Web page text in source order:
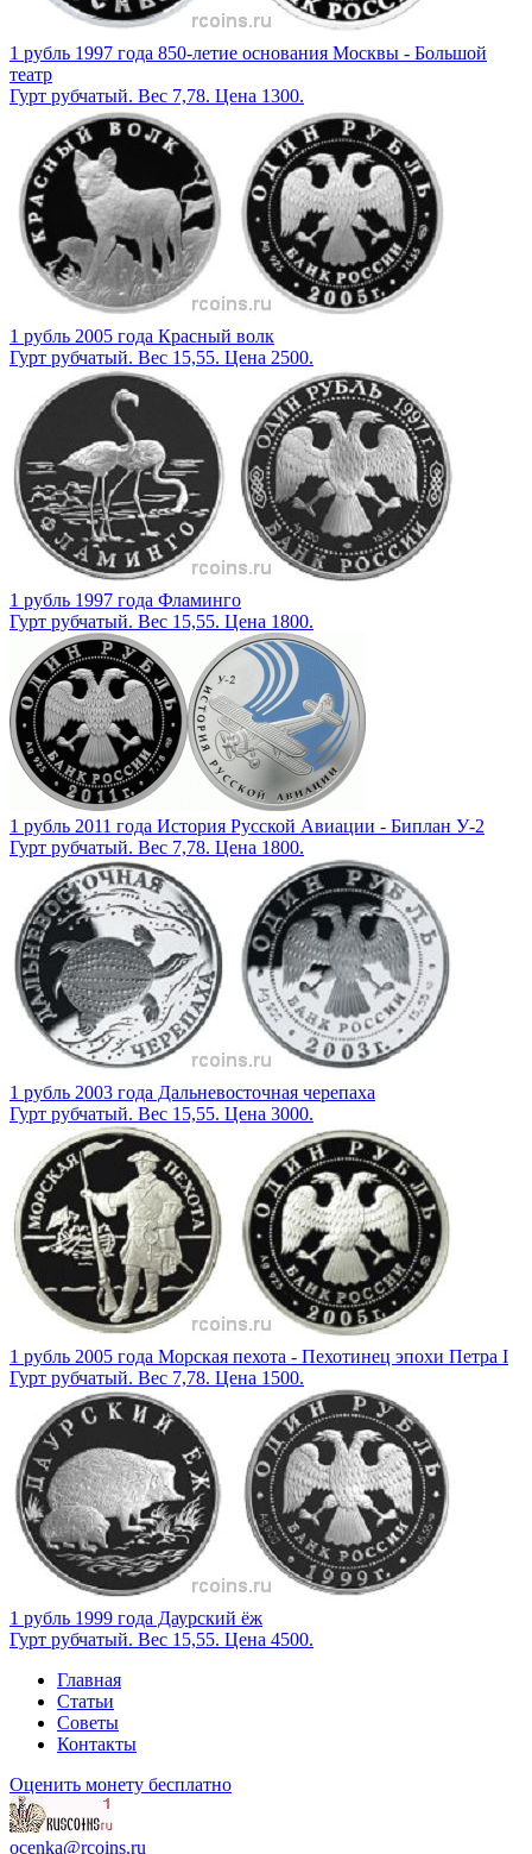
1 рубль 1997 года 850-летие основания Москвы - Большой
театр
Гурт рубчатый. Вес 7,78. Цена 1300.
1 рубль 2005 года Красный волк
Гурт рубчатый. Вес 15,55. Цена 2500.
1 рубль 1997 года Фламинго
Гурт рубчатый. Вес 15,55. Цена 1800.
1 рубль 2011 года История Русской Авиации - Биплан У-2
Гурт рубчатый. Вес 7,78. Цена 1800.
1 рубль 2003 года Дальневосточная черепаха
Гурт рубчатый. Вес 15,55. Цена 3000.
1 рубль 2005 года Морская пехота - Пехотинец эпохи Петра I
Гурт рубчатый. Вес 7,78. Цена 1500.
1 рубль 1999 года Даурский ёж
Гурт рубчатый. Вес 15,55. Цена 4500.
Главная
Статьи
Советы
Контакты
Оценить монету бесплатно
ocenka@rcoins.ru